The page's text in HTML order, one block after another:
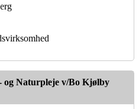
og Naturpleje v/Bo Kjølby